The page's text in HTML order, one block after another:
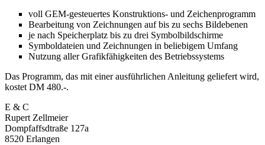
voll GEM-gesteuertes Konstruktions- und Zeichenprogramm
Bearbeitung von Zeichnungen auf bis zu sechs Bildebenen
je nach Speicherplatz bis zu drei Symbolbildschirme
Symboldateien und Zeichnungen in beliebigem Umfang
Nutzung aller Grafikfähigkeiten des Betriebssystems
Das Programm, das mit einer ausführlichen Anleitung geliefert wird,
kostet DM 480.-.
E & C
Rupert Zellmeier
Dompfaffsdtraße 127a
8520 Erlangen